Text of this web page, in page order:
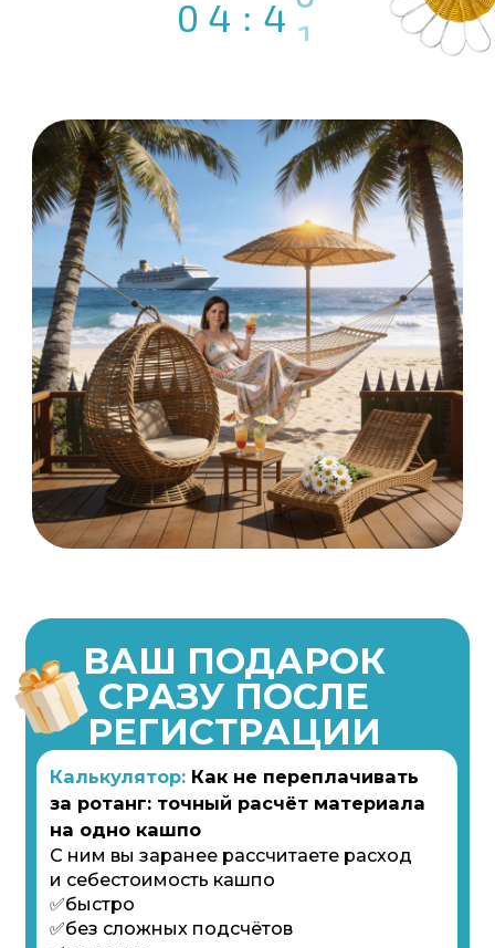
ВАШ ПОДАРОК
СРАЗУ ПОСЛЕ
РЕГИСТРАЦИИ
С ним вы заранее рассчитаете расход
и себестоимость кашпо
✅быстро
✅без сложных подсчётов
✅надежно
❌покупать материал на глаз
❌ переплачивать за лишние метры.